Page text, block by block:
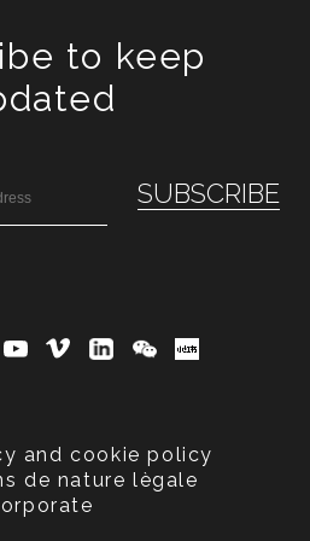
to keep
and cookie policy
de nature lègale